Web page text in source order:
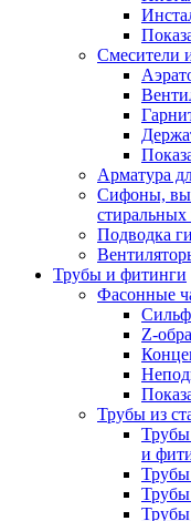
Смесители
Арматура
Сифоны,
Подводка
Трубы и фитинги
Фасонные
Z-
Трубы из
Трубы
и
Трубы